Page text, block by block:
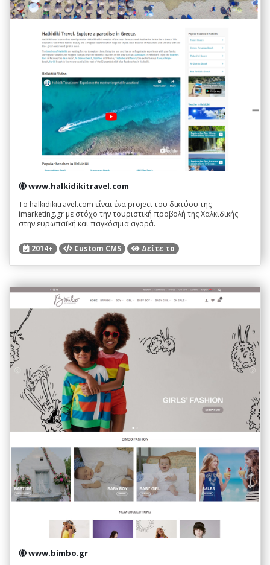
www.halkidikitravel.com
Τo halkidikitravel.com είναι ένα project του δικτύου της
imarketing.gr με στόχο την τουριστική προβολή της Χαλκιδικής
στην ευρωπαϊκή και παγκόσμια αγορά.
2014+ Custom CMS Δείτε το
www.bimbo.gr